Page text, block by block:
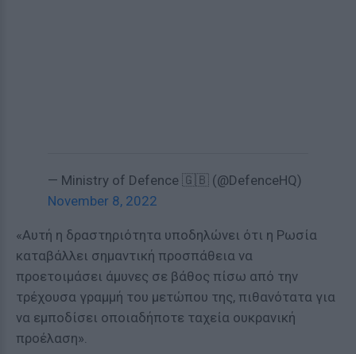
— Ministry of Defence 🇬🇧 (@DefenceHQ)
November 8, 2022
«Αυτή η δραστηριότητα υποδηλώνει ότι η Ρωσία
καταβάλλει σημαντική προσπάθεια να
προετοιμάσει άμυνες σε βάθος πίσω από την
τρέχουσα γραμμή του μετώπου της, πιθανότατα για
να εμποδίσει οποιαδήποτε ταχεία ουκρανική
προέλαση».